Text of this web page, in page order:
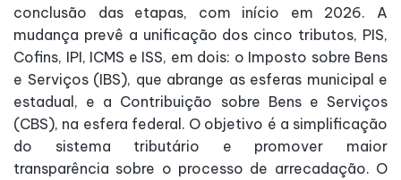
conclusão das etapas, com início em 2026. A
mudança prevê a unificação dos cinco tributos, PIS,
Cofins, IPI, ICMS e ISS, em dois: o Imposto sobre Bens
e Serviços (IBS), que abrange as esferas municipal e
estadual, e a Contribuição sobre Bens e Serviços
(CBS), na esfera federal. O objetivo é a simplificação
do sistema tributário e promover maior
transparência sobre o processo de arrecadação. O